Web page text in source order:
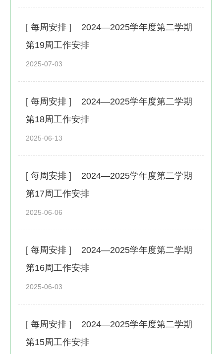
[ 每周安排 ]
2024—2025学年度第二学期
第19周工作安排
2025-07-03
[ 每周安排 ]
2024—2025学年度第二学期
第18周工作安排
2025-06-13
[ 每周安排 ]
2024—2025学年度第二学期
第17周工作安排
2025-06-06
[ 每周安排 ]
2024—2025学年度第二学期
第16周工作安排
2025-06-03
[ 每周安排 ]
2024—2025学年度第二学期
第15周工作安排